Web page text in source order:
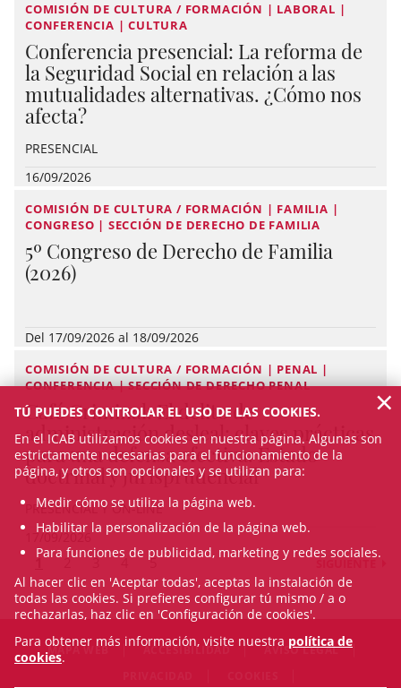
COMISIÓN DE CULTURA / FORMACIÓN | LABORAL |
CONFERENCIA | CULTURA
Conferencia presencial: La reforma de
la Seguridad Social en relación a las
mutualidades alternativas. ¿Cómo nos
afecta?
PRESENCIAL
16/09/2026
COMISIÓN DE CULTURA / FORMACIÓN | FAMILIA |
CONGRESO | SECCIÓN DE DERECHO DE FAMILIA
5º Congreso de Derecho de Familia
(2026)
Del 17/09/2026 al 18/09/2026
COMISIÓN DE CULTURA / FORMACIÓN | PENAL |
CONFERENCIA | SECCIÓN DE DERECHO PENAL
Café Criminal. El delito de
administración desleal: claves prácticas
para una defensa efectiva. Estado
doctrinal y jurisprudencial
PRESENCIAL Y ON-LINE
17/09/2026
1 2 3 4 5
MAPA WEB ACCESIBILIDAD
AVISO LEGAL
TÚ PUEDES CONTROLAR EL USO DE LAS COOKIES.
En el ICAB utilizamos cookies en nuestra página. Algunas son
estrictamente necesarias para el funcionamiento de la
página, y otros son opcionales y se utilizan para:
Medir cómo se utiliza la página web.
Habilitar la personalización de la página web.
Para funciones de publicidad, marketing y redes sociales.
Al hacer clic en 'Aceptar todas', aceptas la instalación de
todas las cookies. Si prefieres configurar tú mismo / a o
rechazarlas, haz clic en 'Configuración de cookies'.
Para obtener más información, visite nuestra política de
cookies.
×